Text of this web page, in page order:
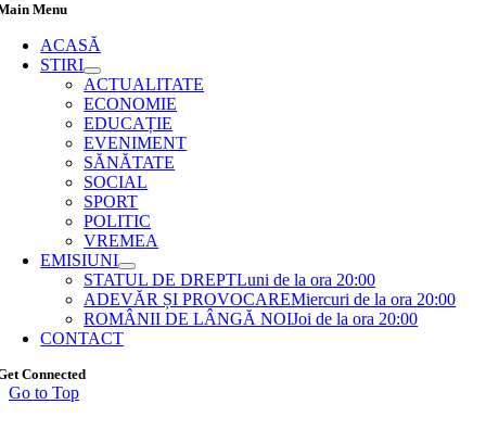
Menu
ACASĂ
STIRI
ACTUALITATE
ECONOMIE
EDUCAȚIE
EVENIMENT
SĂNĂTATE
SOCIAL
SPORT
POLITIC
VREMEA
EMISIUNI
STATUL DE DREPTLuni de la ora 20:00
ADEVĂR ȘI PROVOCAREMiercuri de la ora 20:00
ROMÂNII DE LÂNGĂ NOIJoi de la ora 20:00
CONTACT
Connected
Go to Top